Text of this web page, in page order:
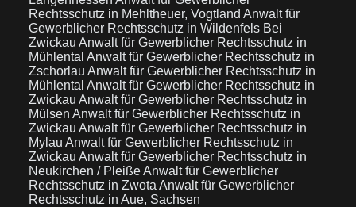
Rechtsschutz in Mehltheuer, Vogtland Anwalt für
Gewerblicher Rechtsschutz in Wildenfels Bei
Zwickau Anwalt für Gewerblicher Rechtsschutz in
Mühlental Anwalt für Gewerblicher Rechtsschutz in
Zschorlau Anwalt für Gewerblicher Rechtsschutz in
Mühlental Anwalt für Gewerblicher Rechtsschutz in
Zwickau Anwalt für Gewerblicher Rechtsschutz in
Mülsen Anwalt für Gewerblicher Rechtsschutz in
Zwickau Anwalt für Gewerblicher Rechtsschutz in
Mylau Anwalt für Gewerblicher Rechtsschutz in
Zwickau Anwalt für Gewerblicher Rechtsschutz in
Neukirchen / PleißeAnwalt für Gewerblicher
Rechtsschutz in Zwota Anwalt für Gewerblicher
Rechtsschutz in Aue, Sachsen